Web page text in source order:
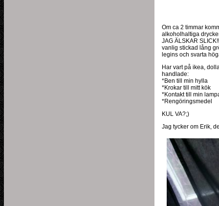
Om ca 2 timmar
alkoholhaltiga
JAG ÄLSKAR
vanlig stickad lång
legins och svarta
Har vart på ikea,
handlade:
*Ben till min hylla
*Krokar till mitt kök
*Kontakt till min
*Rengöringsmedel
KUL VA?;)
Jag tycker om Erik,